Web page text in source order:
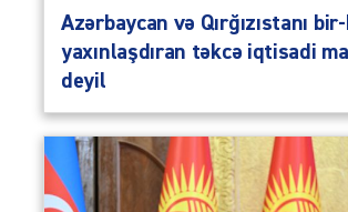
Azərbaycan və Qırğızıstanı
yaxınlaşdıran təkcə iqtisadi
deyil